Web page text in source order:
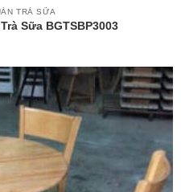
TRÀ SỮA
Sữa BGTSBP3003